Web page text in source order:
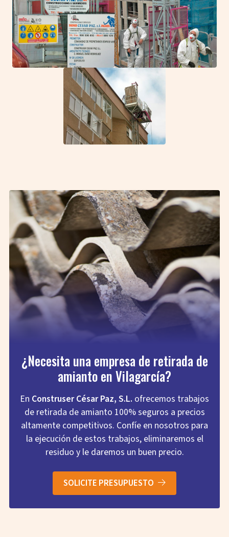
¿Necesita una empresa de retirada de
amianto en Vilagarcía?
En Construser César Paz, S.L. ofrecemos trabajos
de retirada de amianto 100% seguros a precios
altamente competitivos. Confíe en nosotros para
la ejecución de estos trabajos, eliminaremos el
residuo y le daremos un buen precio.
SOLICITE PRESUPUESTO